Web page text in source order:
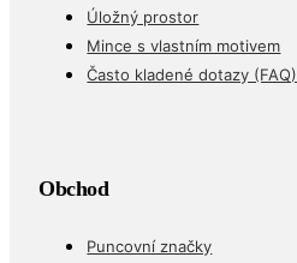
Úložný prostor
Mince s vlastním motivem
Často kladené dotazy (FAQ)
Obchod
Puncovní značky